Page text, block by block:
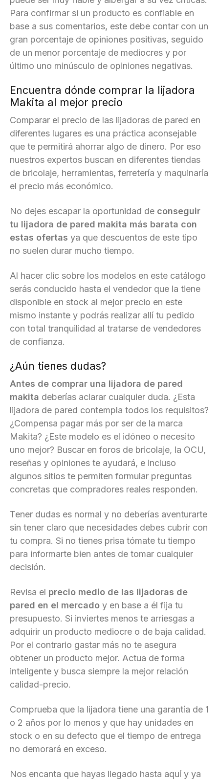
Para confirmar si un producto es confiable en
base a sus comentarios, este debe contar con un
gran porcentaje de opiniones positivas, seguido
de un menor porcentaje de mediocres y por
último uno minúsculo de opiniones negativas.
Encuentra dónde comprar la lijadora
Makita al mejor precio
Comparar el precio de las lijadoras de pared en
diferentes lugares es una práctica aconsejable
que te permitirá ahorrar algo de dinero. Por eso
nuestros expertos buscan en diferentes tiendas
de bricolaje, herramientas, ferretería y maquinaría
el precio más económico.
No dejes escapar la oportunidad de conseguir
tu lijadora de pared makita más barata con
estas ofertas ya que descuentos de este tipo
no suelen durar mucho tiempo.
Al hacer clic sobre los modelos en este catálogo
serás conducido hasta el vendedor que la tiene
disponible en stock al mejor precio en este
mismo instante y podrás realizar allí tu pedido
con total tranquilidad al tratarse de vendedores
de confianza.
¿Aún tienes dudas?
Antes de comprar una lijadora de pared
makita deberías aclarar cualquier duda. ¿Esta
lijadora de pared contempla todos los requisitos?
¿Compensa pagar más por ser de la marca
Makita? ¿Este modelo es el idóneo o necesito
uno mejor? Buscar en foros de bricolaje, la OCU,
reseñas y opiniones te ayudará, e incluso
algunos sitios te permiten formular preguntas
concretas que compradores reales responden.
Tener dudas es normal y no deberías aventurarte
sin tener claro que necesidades debes cubrir con
tu compra. Si no tienes prisa tómate tu tiempo
para informarte bien antes de tomar cualquier
decisión.
Revisa el precio medio de las lijadoras de
pared en el mercado y en base a él fija tu
presupuesto. Si inviertes menos te arriesgas a
adquirir un producto mediocre o de baja calidad.
Por el contrario gastar más no te asegura
obtener un producto mejor. Actua de forma
inteligente y busca siempre la mejor relación
calidad-precio.
Comprueba que la lijadora tiene una garantía de 1
o 2 años por lo menos y que hay unidades en
stock o en su defecto que el tiempo de entrega
no demorará en exceso.
Nos encanta que hayas llegado hasta aquí y ya